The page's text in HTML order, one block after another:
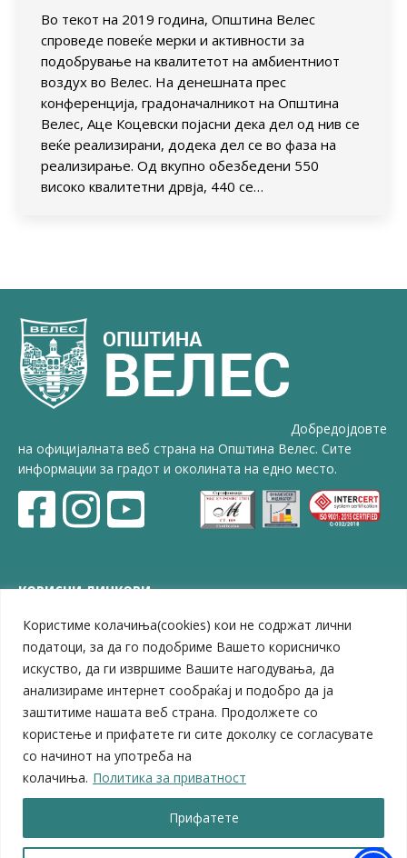
Користиме колачиња(cookies) кои не содржат лични
податоци, за да го подобриме Вашето корисничко
искуство, да ги извршиме Вашите нагодувања, да
анализираме интернет сообраќај и подобро да ја
заштитиме нашата веб страна. Продолжете со
користење и прифатете ги сите доколку се согласувате
со начинот на употреба на
колачиња. Политика за приватност
Прифатете
Во текот на 2019 година, Општина Велес
спроведе повеќе мерки и активности за
подобрување на квалитетот на амбиентниот
воздух во Велес. На денешната прес
конференција, градоначалникот на Општина
Велес, Аце Коцевски појасни дека дел од нив се
веќе реализирани, додека дел се во фаза на
реализирање. Од вкупно обезбедени 550
високо квалитетни дрвја, 440 се…
Добредојдовте
на официјалната веб страна на Општина Велес. Сите
информации за градот и околината на едно место.
КОРИСНИ ЛИНКОВИ
ЗЕЛС – Заедница на единиците на локална самоуправа
Центар за развој на Вардарски плански регион
Јавно комунално претпријатие „Дервен“
ЈПССО „Парк – спорт и паркинзи“
ЛУ „Народен Музеј“
Влада на Република Северна Македонија
Собрание на Република Северна Македонија
Министерство за финансии
Министерство за транспорт
Министерство за локална самоуправа
Министерство за дигитална трансформација